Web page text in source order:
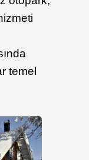
temel